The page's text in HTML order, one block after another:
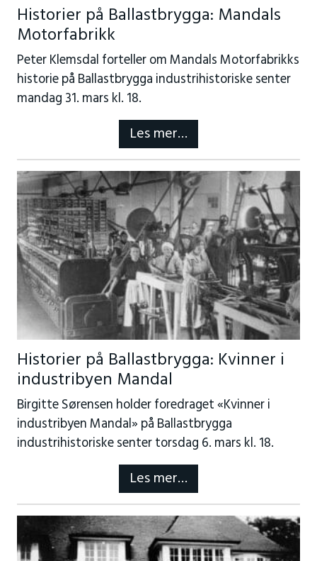
Historier på Ballastbrygga: Mandals
Motorfabrikk
Peter Klemsdal forteller om Mandals Motorfabrikks
historie på Ballastbrygga industrihistoriske senter
mandag 31. mars kl. 18.
Les mer…
Historier på Ballastbrygga: Kvinner i
industribyen Mandal
Birgitte Sørensen holder foredraget «Kvinner i
industribyen Mandal» på Ballastbrygga
industrihistoriske senter torsdag 6. mars kl. 18.
Les mer…